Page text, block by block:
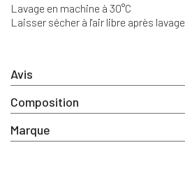
Avis
Composition
Marque
Lavage en machine à 30°C
Laisser sécher à l'air libre après lavage
ANNULER